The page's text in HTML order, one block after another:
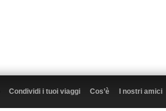
Condividi i tuoi viaggi Cos’è I nostri amici